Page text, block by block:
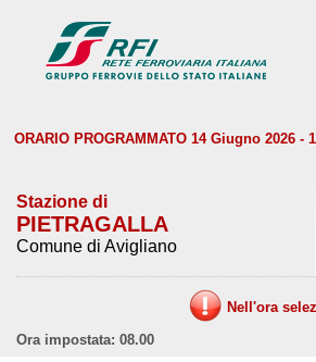
ORARIO PROGRAMMATO 14 Giugno 2026 -
Stazione di
PIETRAGALLA
Comune di Avigliano
Nell'ora
Ora impostata: 08.00